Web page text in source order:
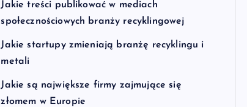
Jakie treści publikować w mediach
społecznościowych branży recyklingowej
Jakie startupy zmieniają branżę recyklingu i
metali
Jakie są największe firmy zajmujące się
złomem w Europie